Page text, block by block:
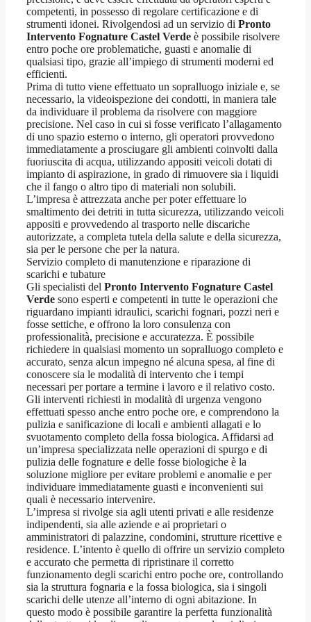
competenti, in possesso di regolare certificazione e di
strumenti idonei. Rivolgendosi ad un servizio di Pronto
Intervento Fognature Castel Verde è possibile risolvere
entro poche ore problematiche, guasti e anomalie di
qualsiasi tipo, grazie all’impiego di strumenti moderni ed
efficienti.
Prima di tutto viene effettuato un sopralluogo iniziale e, se
necessario, la videoispezione dei condotti, in maniera tale
da individuare il problema da risolvere con maggiore
precisione. Nel caso in cui si fosse verificato l’allagamento
di uno spazio esterno o interno, gli operatori provvedono
immediatamente a prosciugare gli ambienti coinvolti dalla
fuoriuscita di acqua, utilizzando appositi veicoli dotati di
impianto di aspirazione, in grado di rimuovere sia i liquidi
che il fango o altro tipo di materiali non solubili.
L’impresa è attrezzata anche per poter effettuare lo
smaltimento dei detriti in tutta sicurezza, utilizzando veicoli
appositi e provvedendo al trasporto nelle discariche
autorizzate, a completa tutela della salute e della sicurezza,
sia per le persone che per la natura.
Servizio completo di manutenzione e riparazione di
scarichi e tubature
Gli specialisti del Pronto Intervento Fognature Castel
Verde sono esperti e competenti in tutte le operazioni che
riguardano impianti idraulici, scarichi fognari, pozzi neri e
fosse settiche, e offrono la loro consulenza con
professionalità, precisione e accuratezza. È possibile
richiedere in qualsiasi momento un sopralluogo completo e
accurato, senza alcun impegno né alcuna spesa, al fine di
conoscere sia le modalità di intervento che i tempi
necessari per portare a termine i lavoro e il relativo costo.
Gli interventi richiesti in modalità di urgenza vengono
effettuati spesso anche entro poche ore, e comprendono la
pulizia e sanificazione di locali e ambienti allagati e lo
svuotamento completo della fossa biologica. Affidarsi ad
un’impresa specializzata nelle operazioni di spurgo e di
pulizia delle fognature e delle fosse biologiche è la
soluzione migliore per evitare problemi e anomalie e per
individuare immediatamente guasti e inconvenienti sui
quali è necessario intervenire.
L’impresa si rivolge sia agli utenti privati e alle residenze
indipendenti, sia alle aziende e ai proprietari o
amministratori di palazzine, condomini, strutture ricettive e
residence. L’intento è quello di offrire un servizio completo
e accurato che permetta di ripristinare il corretto
funzionamento degli scarichi entro poche ore, controllando
sia la struttura fognaria e la fossa biologica, sia i singoli
scarichi delle utenze all’interno di ogni abitazione. In
questo modo è possibile garantire la perfetta funzionalità